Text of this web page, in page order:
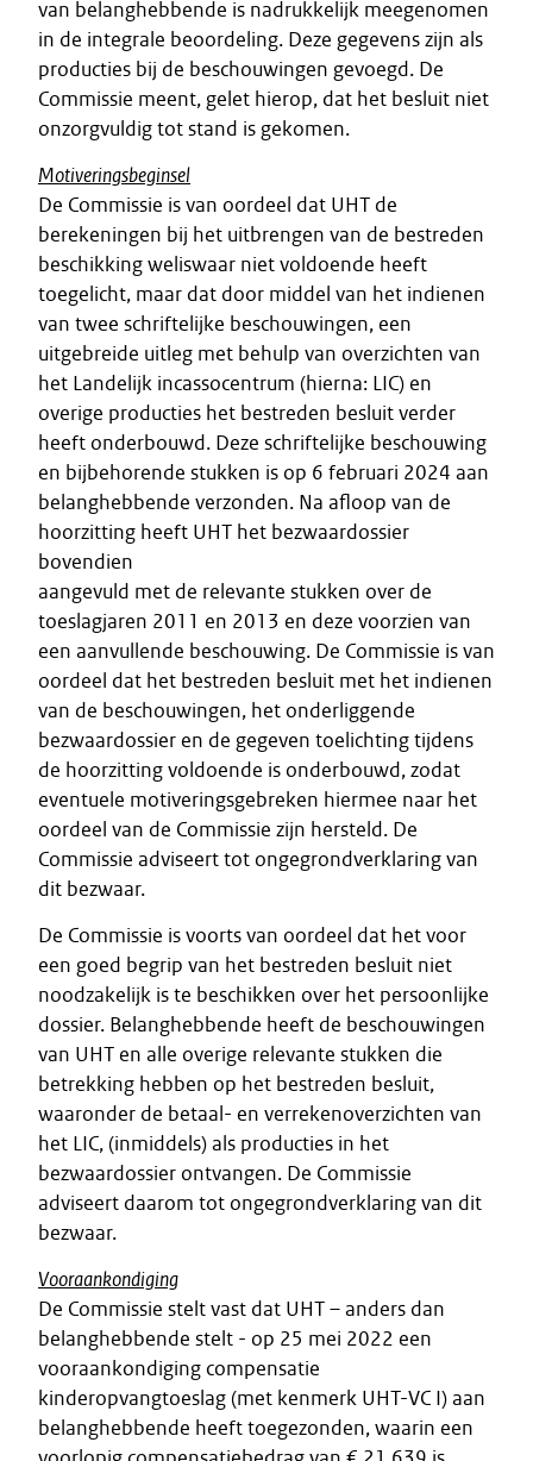
van belanghebbende is nadrukkelijk meegenomen
in de integrale beoordeling. Deze gegevens zijn als
producties bij de beschouwingen gevoegd. De
Commissie meent, gelet hierop, dat het besluit niet
onzorgvuldig tot stand is gekomen.
Motiveringsbeginsel
De Commissie is van oordeel dat UHT de
berekeningen bij het uitbrengen van de bestreden
beschikking weliswaar niet voldoende heeft
toegelicht, maar dat door middel van het indienen
van twee schriftelijke beschouwingen, een
uitgebreide uitleg met behulp van overzichten van
het Landelijk incassocentrum (hierna: LIC) en
overige producties het bestreden besluit verder
heeft onderbouwd. Deze schriftelijke beschouwing
en bijbehorende stukken is op 6 februari 2024 aan
belanghebbende verzonden. Na afloop van de
hoorzitting heeft UHT het bezwaardossier
bovendien
aangevuld met de relevante stukken over de
toeslagjaren 2011 en 2013 en deze voorzien van
een aanvullende beschouwing. De Commissie is van
oordeel dat het bestreden besluit met het indienen
van de beschouwingen, het onderliggende
bezwaardossier en de gegeven toelichting tijdens
de hoorzitting voldoende is onderbouwd, zodat
eventuele motiveringsgebreken hiermee naar het
oordeel van de Commissie zijn hersteld. De
Commissie adviseert tot ongegrondverklaring van
dit bezwaar.
De Commissie is voorts van oordeel dat het voor
een goed begrip van het bestreden besluit niet
noodzakelijk is te beschikken over het persoonlijke
dossier. Belanghebbende heeft de beschouwingen
van UHT en alle overige relevante stukken die
betrekking hebben op het bestreden besluit,
waaronder de betaal- en verrekenoverzichten van
het LIC, (inmiddels) als producties in het
bezwaardossier ontvangen. De Commissie
adviseert daarom tot ongegrondverklaring van dit
bezwaar.
Vooraankondiging
De Commissie stelt vast dat UHT – anders dan
belanghebbende stelt - op 25 mei 2022 een
vooraankondiging compensatie
kinderopvangtoeslag (met kenmerk UHT-VC I) aan
belanghebbende heeft toegezonden, waarin een